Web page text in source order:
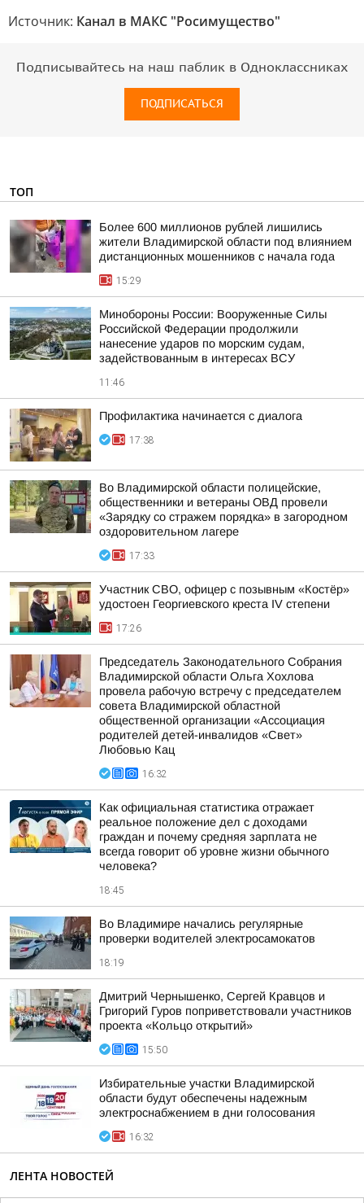
Источник: Канал в МАКС "Росимущество"
Подписывайтесь на наш паблик в Одноклассниках
ПОДПИСАТЬСЯ
ТОП
Более 600 миллионов рублей лишились
жители Владимирской области под влиянием
дистанционных мошенников с начала года
15:29
Минобороны России: Вооруженные Силы
Российской Федерации продолжили
нанесение ударов по морским судам,
задействованным в интересах ВСУ
11:46
Профилактика начинается с диалога
17:38
Во Владимирской области полицейские,
общественники и ветераны ОВД провели
«Зарядку со стражем порядка» в загородном
оздоровительном лагере
17:33
Участник СВО, офицер с позывным «Костёр»
удостоен Георгиевского креста IV степени
17:26
Председатель Законодательного Собрания
Владимирской области Ольга Хохлова
провела рабочую встречу с председателем
совета Владимирской областной
общественной организации «Ассоциация
родителей детей-инвалидов «Свет»
Любовью Кац
16:32
Как официальная статистика отражает
реальное положение дел с доходами
граждан и почему средняя зарплата не
всегда говорит об уровне жизни обычного
человека?
18:45
Во Владимире начались регулярные
проверки водителей электросамокатов
18:19
Дмитрий Чернышенко, Сергей Кравцов и
Григорий Гуров поприветствовали участников
проекта «Кольцо открытий»
15:50
Избирательные участки Владимирской
области будут обеспечены надежным
электроснабжением в дни голосования
16:32
ЛЕНТА НОВОСТЕЙ